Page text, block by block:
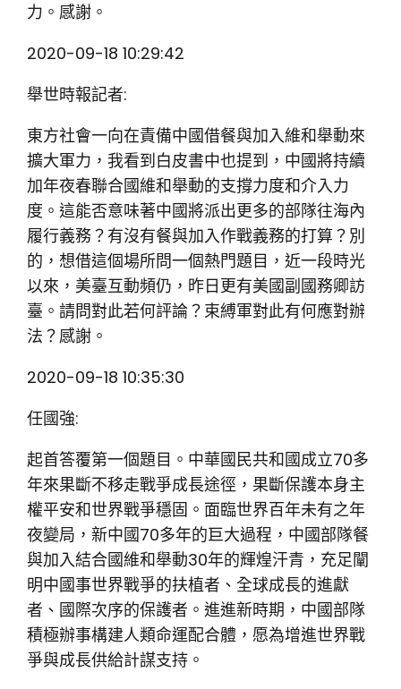
力。感謝。
2020-09-18 10:29:42
舉世時報記者:
東方社會一向在責備中國借餐與加入維和舉動來
擴大軍力，我看到白皮書中也提到，中國將持續
加年夜春聯合國維和舉動的支撐力度和介入力
度。這能否意味著中國將派出更多的部隊往海內
履行義務？有沒有餐與加入作戰義務的打算？別
的，想借這個場所問一個熱門題目，近一段時光
以來，美臺互動頻仍，昨日更有美國副國務卿訪
臺。請問對此若何評論？束縛軍對此有何應對辦
法？感謝。
2020-09-18 10:35:30
任國強:
起首答覆第一個題目。中華國民共和國成立70多
年來果斷不移走戰爭成長途徑，果斷保護本身主
權平安和世界戰爭穩固。面臨世界百年未有之年
夜變局，新中國70多年的巨大過程，中國部隊餐
與加入結合國維和舉動30年的輝煌汗青，充足闡
明中國事世界戰爭的扶植者、全球成長的進獻
者、國際次序的保護者。進進新時期，中國部隊
積極辦事構建人類命運配合體，愿為增進世界戰
爭與成長供給計謀支持。